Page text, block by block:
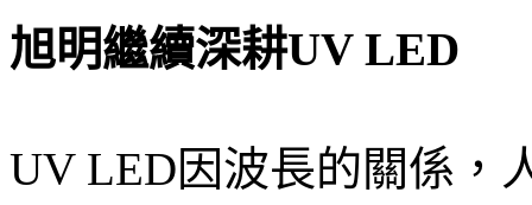
旭明繼續深耕UV LED
UV LED因波長的關係，